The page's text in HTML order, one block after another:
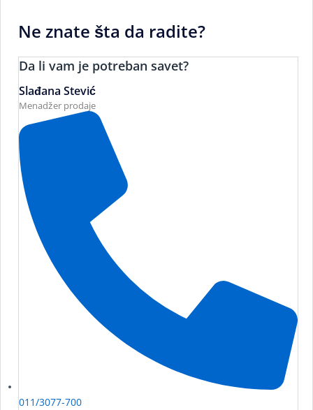
Ne znate šta da radite?
Da li vam je potreban savet?
Slađana Stević
Menadžer prodaje
011/3077-700